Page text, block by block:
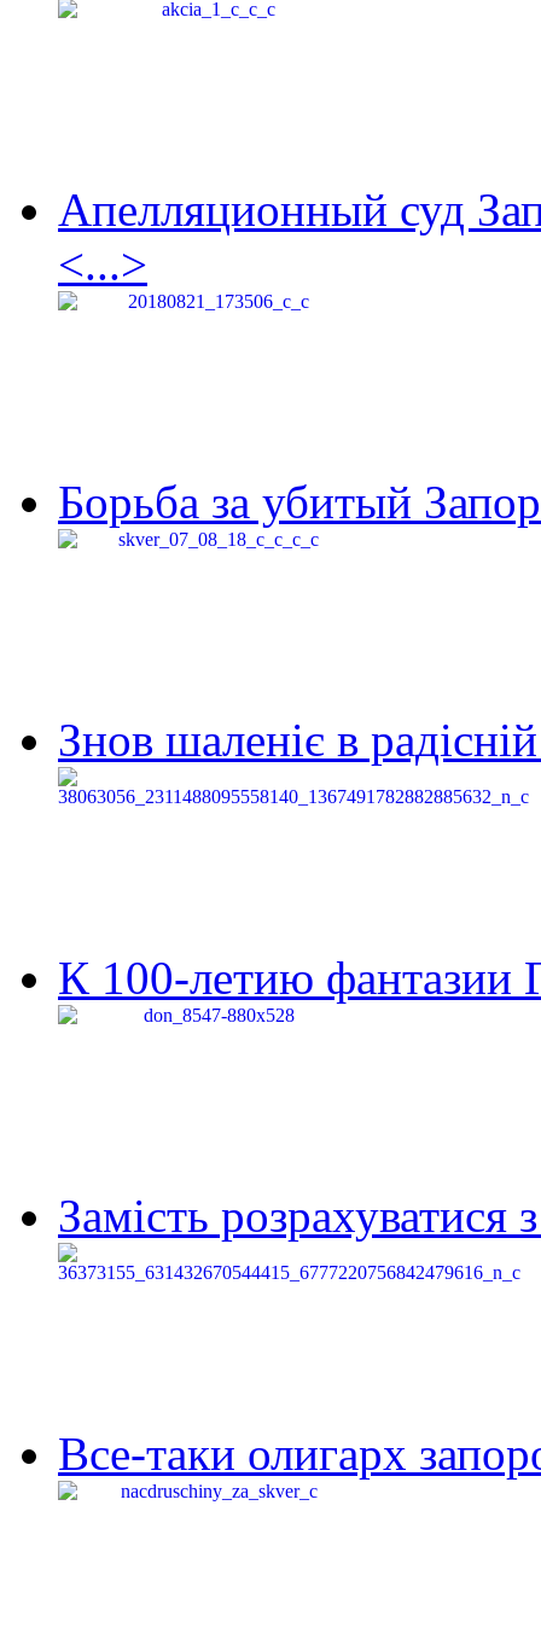
Апелляционный суд
<...>
Борьба за убитый
Знов шаленіє в
К 100-летию фантазии
Замість
Все-таки олигарх